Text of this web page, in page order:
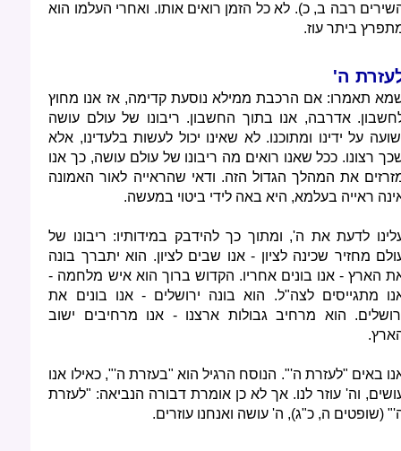
רבה ב, כ). לא כל הזמן רואים אותו. ואחרי העלמו הוא
ביתר עוז.
ה'
תאמרו: אם הרכבת ממילא נוסעת קדימה, אז אנו מחוץ
אדרבה, אנו בתוך החשבון. ריבונו של עולם עושה
על ידינו ומתוכנו. לא שאינו יכול לעשות בלעדינו, אלא
רצונו. ככל שאנו רואים מה ריבונו של עולם עושה, כך אנו
את המהלך הגדול הזה. ודאי שהראייה לאור האמונה
ראייה בעלמא, היא באה לידי ביטוי במעשה.
לדעת את ה', ומתוך כך להידבק במידותיו: ריבונו של
מחזיר שכינה לציון - אנו שבים לציון. הוא יתברך בונה
הארץ - אנו בונים אחריו. הקדוש ברוך הוא איש מלחמה -
מתגייסים לצה"ל. הוא בונה ירושלים - אנו בונים את
הוא מרחיב גבולות ארצנו - אנו מרחיבים ישוב
באים "לעזרת ה'". הנוסח הרגיל הוא "בעזרת ה'", כאילו אנו
וה' עוזר לנו. אך לא כן אומרת דבורה הנביאה: "לעזרת
(שופטים ה, כ"ג), ה' עושה ואנחנו עוזרים.